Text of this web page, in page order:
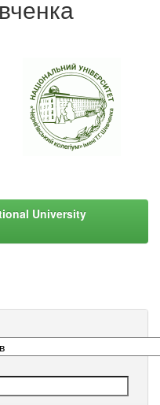
University